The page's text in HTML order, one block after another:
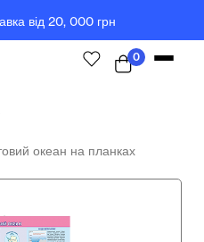
від 20, 000 грн
0
океан на планках